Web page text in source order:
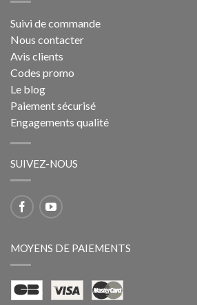
Suivi de commande
Nous contacter
Avis clients
Codes promo
Le blog
Paiement sécurisé
Engagements qualité
SUIVEZ-NOUS
MOYENS DE PAIEMENTS